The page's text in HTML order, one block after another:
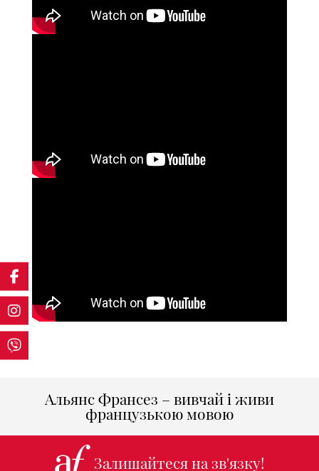
Альянс Франсез – вивчай і живи
французькою мовою
Залишайтеся на зв'язку!